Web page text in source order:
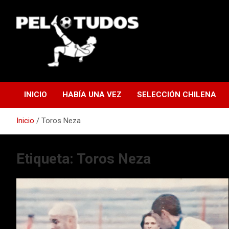
contenido
INICIO HABÍA UNA VEZ SELECCIÓN CHILENA
Inicio Toros Neza
Etiqueta: Toros Neza